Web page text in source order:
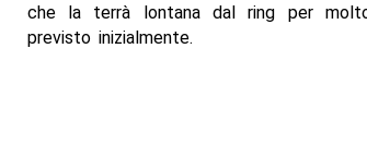
che la terrà lontana dal ring per
previsto inizialmente.